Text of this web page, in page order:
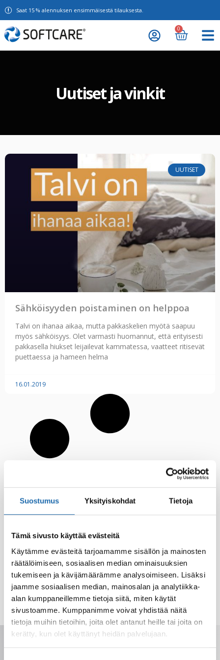
Suostumus Yksityiskohdat Tietoja
Tämä sivusto käyttää evästeitä
Käytämme evästeitä tarjoamamme sisällön ja mainosten
räätälöimiseen, sosiaalisen median ominaisuuksien
tukemiseen ja kävijämäärämme analysoimiseen. Lisäksi
jaamme sosiaalisen median, mainosalan ja analytiikka-
alan kumppaneillemme tietoja siitä, miten käytät
sivustoamme. Kumppanimme voivat yhdistää näitä
tietoja muihin tietoihin, joita olet antanut heille tai joita on
kerätty, kun olet käyttänyt heidän palvelujaan.
Saat 15 % alennuksen ensimmäisestä tilauksesta.
0
Uutiset ja vinkit
UUTISET
Sähköisyyden poistaminen on helppoa
Talvi on ihanaa aikaa, mutta pakkaskelien myötä saapuu
myös sähköisyys. Olet varmasti huomannut, että erityisesti
pakkasella hiukset leijailevat kammatessa, vaatteet ritisevät
puettaessa ja hameen helma
16.01.2019
Saat tarjoukset, vinkit ja uutuudet